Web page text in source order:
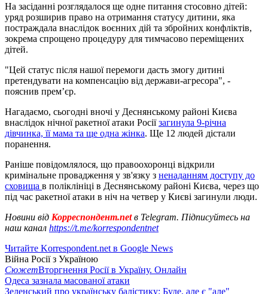
На засіданні розглядалося ще одне питання стосовно дітей:
уряд розширив право на отримання статусу дитини, яка
постраждала внаслідок воєнних дій та збройних конфліктів,
зокрема спрощено процедуру для тимчасово переміщених
дітей.
"Цей статус після нашої перемоги дасть змогу дитині
претендувати на компенсацію від держави-агресора", -
пояснив прем’єр.
Нагадаємо, сьогодні вночі у Деснянському районі Києва
внаслідок нічної ракетної атаки Росіїзагинула 9-річна
дівчинка, її мама та ще одна жінка. Ще 12 людей дістали
поранення.
Раніше повідомлялося, що правоохоронці відкрили
кримінальне провадження у зв'язку з ненаданням доступу до
сховища в поліклініці в Деснянському районі Києва, через що
під час ракетної атаки в ніч на четвер у Києві загинули люди.
Новини від Корреспондент.netв Telegram. Підписуйтесь на
наш канал https://t.me/korrespondentnet
Читайте Korrespondent.net в Google News
Війна Росії з Україною
СюжетВторгнення Росії в Україну. Онлайн
Одеса зазнала масованої атаки
Зеленський про українську балістику: Буде, але є "але"